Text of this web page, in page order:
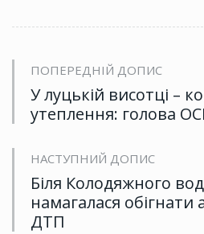
ПОПЕРЕДНІЙ ДОПИС
У луцькій висотці –
утеплення: голова
НАСТУПНИЙ ДОПИС
Біля Колодяжного
намагалася
ДТП